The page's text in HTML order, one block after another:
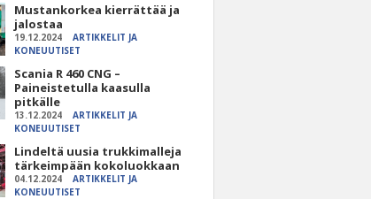
Mustankorkea kierrättää ja
jalostaa
19.12.2024
ARTIKKELIT JA
KONEUUTISET
Scania R 460 CNG –
Paineistetulla kaasulla
pitkälle
13.12.2024
ARTIKKELIT JA
KONEUUTISET
Lindeltä uusia trukkimalleja
tärkeimpään kokoluokkaan
04.12.2024
ARTIKKELIT JA
KONEUUTISET